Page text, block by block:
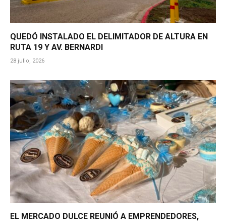
QUEDÓ INSTALADO EL DELIMITADOR DE ALTURA EN
RUTA 19 Y AV. BERNARDI
28 julio, 2026
EL MERCADO DULCE REUNIÓ A EMPRENDEDORES,